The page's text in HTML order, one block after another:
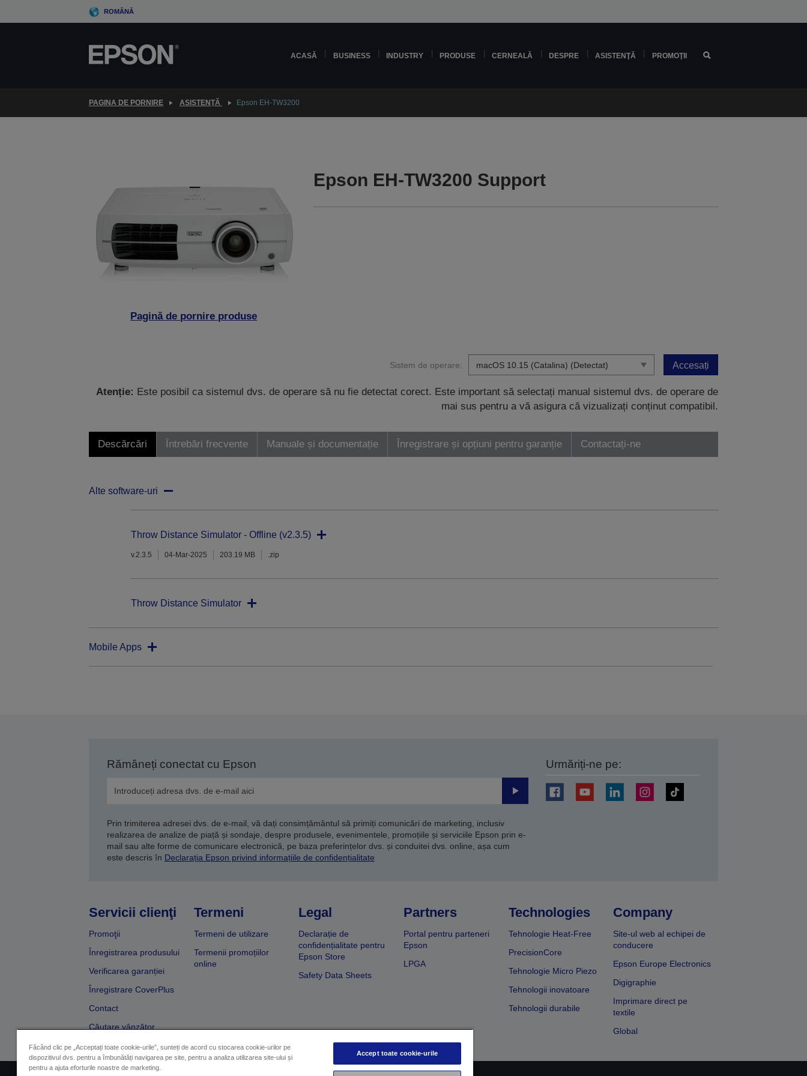
to
ROMÂNĂ
ACASĂ BUSINESS INDUSTRY PRODUSE CERNEALĂ DESPRE ASISTENŢĂ PROMOŢII
PAGINA DE PORNIRE ASISTENŢĂ Epson EH-TW3200
Pagină de pornire produse
Epson EH-TW3200 Support
Sistem de operare: Accesați
Atenție: Este posibil ca sistemul dvs. de operare să nu fie detectat corect. Este important să selectați manual sistemul dvs. de operare de
mai sus pentru a vă asigura că vizualizați conținut compatibil.
Descărcări Întrebări frecvente Manuale și documentație Înregistrare și opțiuni pentru garanție Contactați-ne
Alte software-uri
Throw Distance Simulator - Offline (v2.3.5)
v.2.3.5 04-Mar-2025 203.19 MB .zip
Throw Distance Simulator
Mobile Apps
Rămâneți conectat cu Epson
Trimiteți
Prin trimiterea adresei dvs. de e-mail, vă dați consimțământul să primiți comunicări de marketing, inclusiv
realizarea de analize de piață și sondaje, despre produsele, evenimentele, promoțiile și serviciile Epson prin e-
mail sau alte forme de comunicare electronică, pe baza preferințelor dvs. și conduitei dvs. online, așa cum
este descris în Declarația Epson privind informațiile de confidențialitate
Urmăriți-ne pe:
Servicii clienţi
Promoţii
Înregistrarea produsului
Verificarea garanției
Înregistrare CoverPlus
Contact
Căutare vânzător
Termeni
Termeni de utilizare
Termenii promoțiilor
online
Legal
Declarație de
confidențialitate pentru
Epson Store
Safety Data Sheets
Partners
Portal pentru parteneri
Epson
LPGA
Technologies
Tehnologie Heat-Free
PrecisionCore
Tehnologie Micro Piezo
Tehnologii inovatoare
Tehnologii durabile
Company
Site-ul web al echipei de
conducere
Epson Europe Electronics
Digigraphie
Imprimare direct pe
textile
Global
Făcând clic pe „Acceptați toate cookie-urile”, sunteți de acord cu stocarea cookie-urilor pe
dispozitivul dvs. pentru a îmbunătăți navigarea pe site, pentru a analiza utilizarea site-ului și
pentru a ajuta eforturile noastre de marketing.
Accept toate cookie-urile